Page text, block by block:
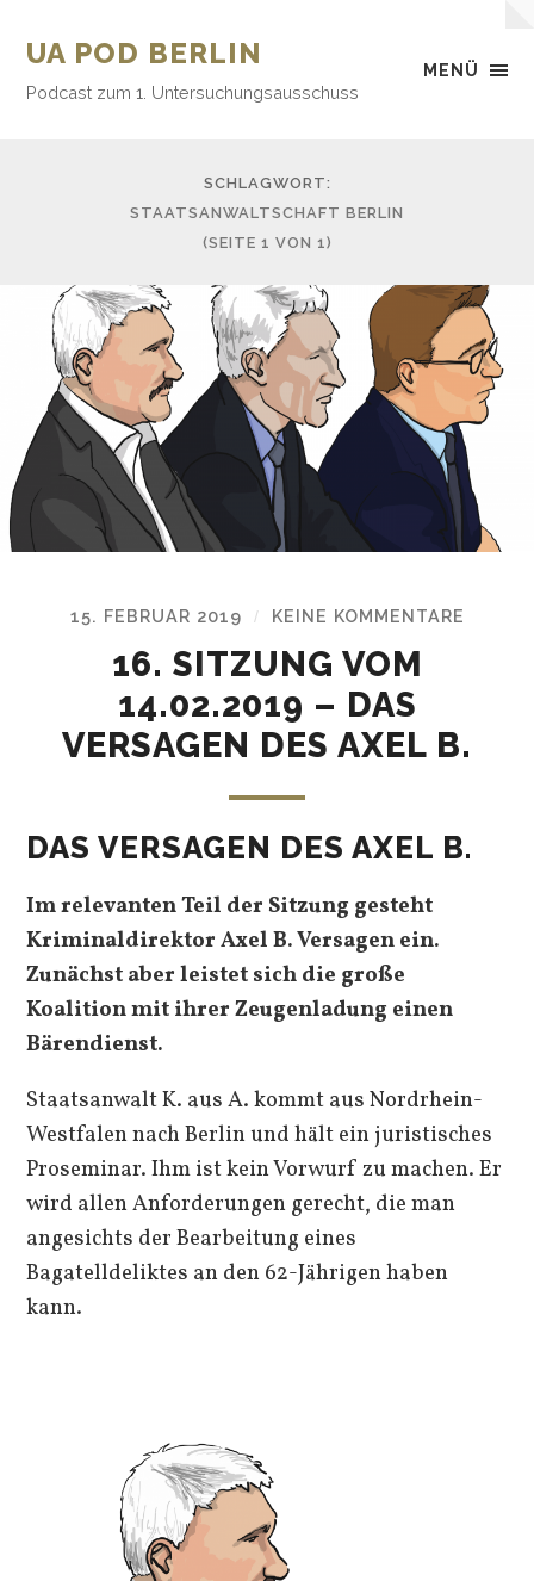
MENÜ
UA POD BERLIN
Podcast zum 1. Untersuchungsausschuss
SCHLAGWORT:
STAATSANWALTSCHAFT BERLIN
(SEITE 1 VON 1)
15. FEBRUAR 2019 / KEINE KOMMENTARE
16. SITZUNG VOM
14.02.2019 – DAS
VERSAGEN DES AXEL B.
DAS VERSAGEN DES AXEL B.
Im relevanten Teil der Sitzung gesteht
Kriminaldirektor Axel B. Versagen ein.
Zunächst aber leistet sich die große
Koalition mit ihrer Zeugenladung einen
Bärendienst.
Staatsanwalt K. aus A. kommt aus Nordrhein-
Westfalen nach Berlin und hält ein juristisches
Proseminar. Ihm ist kein Vorwurf zu machen. Er
wird allen Anforderungen gerecht, die man
angesichts der Bearbeitung eines
Bagatelldeliktes an den 62-Jährigen haben
kann.